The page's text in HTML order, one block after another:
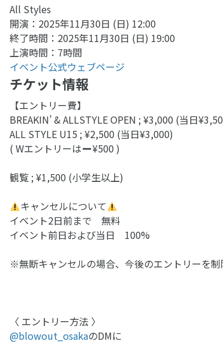
All Styles
開演：2025年11月30日 (日) 12:00
終了時間：2025年11月30日 (日) 19:00
上演時間：7時間
イベント公式ウェブページ
チケット情報
【エントリー費】
BREAKIN’ & ALLSTYLE OPEN ; ¥3,000 (当日
ALL STYLE U15 ; ¥2,500 (当日¥3,000)
( Wエントリーは
¥500 )
観覧 ; ¥1,500 (小学生以上)
キャンセルについて
イベント2日前まで 無料
イベント前日および当日 100%
※無断キャンセルの場合、今後のエントリーを
〈 エントリー方法 〉
@blowout_osakaのDMに